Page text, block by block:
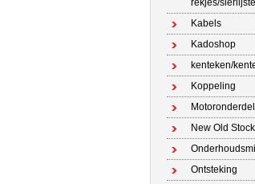
rekjes/
Kabels
Kadoshop
kenteken/
Koppeling
New Old Stock
Ontsteking